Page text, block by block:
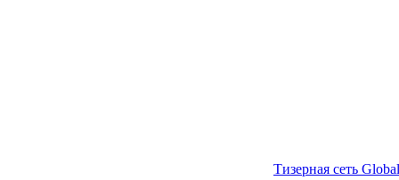
Тизерная сеть